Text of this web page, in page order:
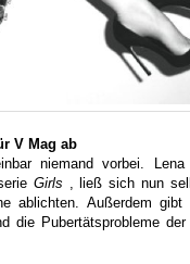
V Mag ab
niemand vorbei. Lena
Girls , ließ sich nun
ablichten. Außerdem gibt
die Pubertätsprobleme der